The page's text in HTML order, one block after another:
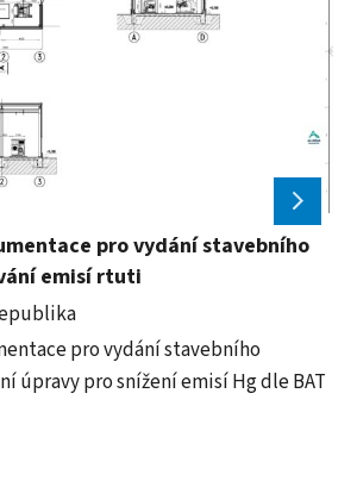
pro vydání stavebního
emisí rtuti
pro vydání stavebního
úpravy pro snížení emisí Hg dle BAT